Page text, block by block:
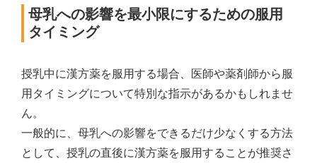
母乳への影響を最小限にするための服用
タイミング
授乳中に漢方薬を服用する場合、医師や薬剤師から服
用タイミングについて特別な指示があるかもしれませ
ん。
一般的に、母乳への影響をできるだけ少なくする方法
として、授乳の直後に漢方薬を服用することが推奨さ